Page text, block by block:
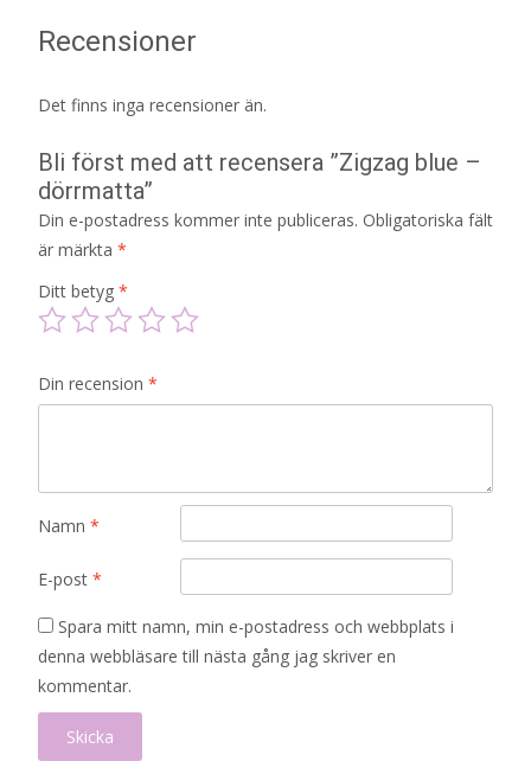
Recensioner
Det finns inga recensioner än.
Bli först med att recensera ”Zigzag blue –
dörrmatta”
Din e-postadress kommer inte publiceras. Obligatoriska fält
är märkta *
Ditt betyg *
Din recension *
Namn *
E-post *
Spara mitt namn, min e-postadress och webbplats i
denna webbläsare till nästa gång jag skriver en
kommentar.